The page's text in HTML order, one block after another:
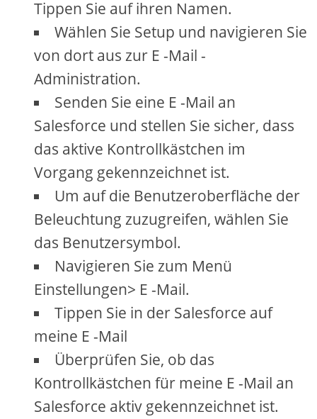
Tippen Sie auf ihren Namen.
Wählen Sie Setup und navigieren Sie
von dort aus zur E -Mail -
Administration.
Senden Sie eine E -Mail an
Salesforce und stellen Sie sicher, dass
das aktive Kontrollkästchen im
Vorgang gekennzeichnet ist.
Um auf die Benutzeroberfläche der
Beleuchtung zuzugreifen, wählen Sie
das Benutzersymbol.
Navigieren Sie zum Menü
Einstellungen> E -Mail.
Tippen Sie in der Salesforce auf
meine E -Mail
Überprüfen Sie, ob das
Kontrollkästchen für meine E -Mail an
Salesforce aktiv gekennzeichnet ist.